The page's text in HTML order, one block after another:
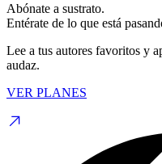
Abónate a sustrato.
Entérate de lo que está
Lee a tus autores favoritos y
audaz.
VER PLANES